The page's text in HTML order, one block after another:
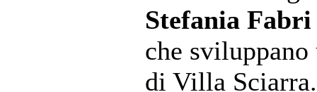
Stefania Fabri
che
di Villa